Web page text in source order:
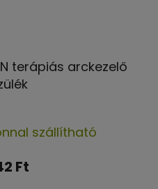
terápiás arckezelő
termék
átlagos
szállítható
Ft